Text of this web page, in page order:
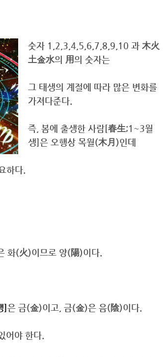
숫자 1,2,3,4,5,6,7,8,9,10 과 木火
土金水의 用의 숫자는
그 태생의 계절에 따라 많은 변화를
가져다준다.
즉, 봄에 출생한 사람[春生;1~3월
생]은 오행상 목월(木月)인데
하다.
화(火)이므로 양(陽)이다.
은 금(金)이고, 금(金)은 음(陰)이다.
어야 한다.